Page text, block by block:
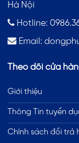
Hà Nội
Hotline:
Email:
Theo dõi cửa
Giới thiệu
Thông Tin tuyển
Chính sách đổi trả